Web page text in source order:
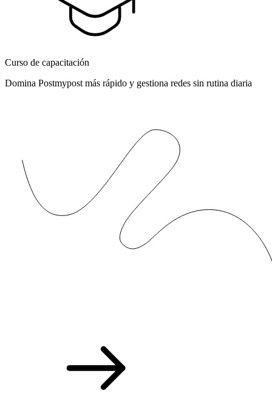
Curso de capacitación
Domina Postmypost más rápido y gestiona redes sin rutina diaria